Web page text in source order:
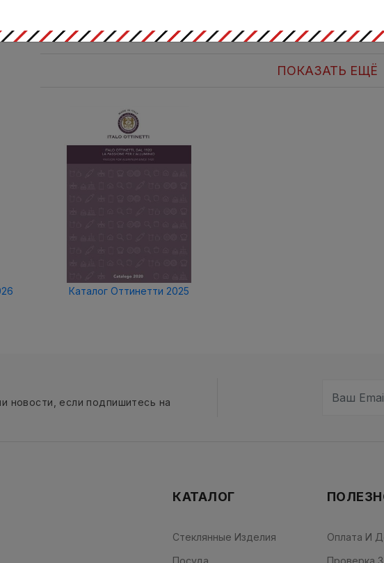
ПОКАЗАТЬ ЕЩЁ
Каталог Оттинетти 2025
новости, если подпишитесь на
КАТАЛОГ
Стеклянные Изделия
Посуда
Оплата И
Проверка